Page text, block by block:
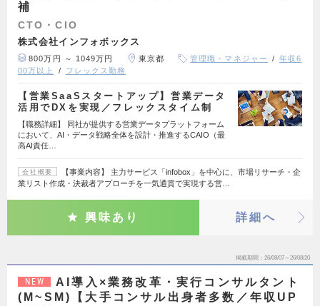
補
CTO・CIO
株式会社インフォボックス
800万円 ～ 1049万円 東京都 管理職・マネジャー
年収6
00万以上
フレックス勤務
【営業SaaSスタートアップ】営業データ
活用でDXを実現／フレックスタイム制
【職務詳細】 同社が提供する営業データプラットフォーム
において、AI・データ戦略全体を設計・推進するCAIO（最
高AI責任…
会社概要
【事業内容】 主力サービス「infobox」を中心に、市場リサーチ・企
業リスト作成・決裁者アプローチを一気通貫で実現する営…
興味あり 詳細へ
掲載期間 26/08/07～26/08/20
NEW
AI導入×業務改革・実行コンサルタント
(M~SM)【大手コンサル出身者多数／年収UP